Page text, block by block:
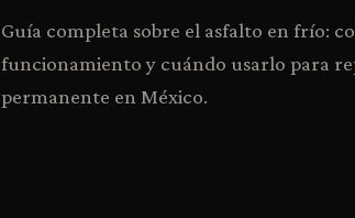
Guía completa sobre el asfalto en frío:
funcionamiento y cuándo usarlo para
permanente en México.